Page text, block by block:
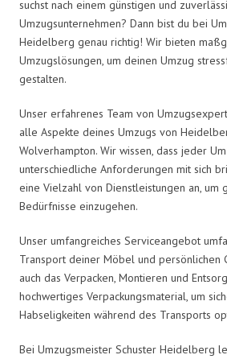
suchst nach einem günstigen und
Umzugsunternehmen? Dann bist du bei
Heidelberg genau richtig! Wir bieten
Umzugslösungen, um deinen Umzug
gestalten.
Unser erfahrenes Team von
alle Aspekte deines Umzugs von
Wolverhampton. Wir wissen, dass jeder
unterschiedliche Anforderungen mit sich
eine Vielzahl von Dienstleistungen an, um
Bedürfnisse einzugehen.
Unser umfangreiches Serviceangebot
Transport deiner Möbel und persönlichen
auch das Verpacken, Montieren und
hochwertiges Verpackungsmaterial, um
Habseligkeiten während des Transports
Bei Umzugsmeister Schuster Heidelberg